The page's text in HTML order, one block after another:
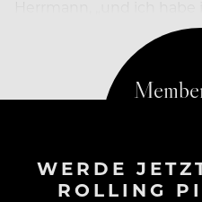
WERDE
ROLLING